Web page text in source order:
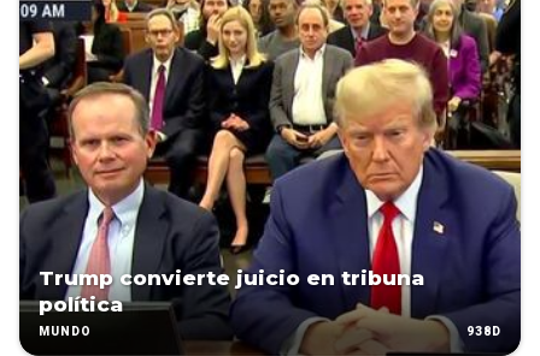
Trump convierte juicio en tribuna
política
MUNDO 938D